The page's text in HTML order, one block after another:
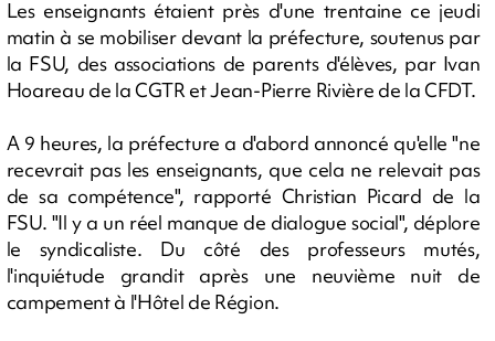
Les enseignants étaient près d'une trentaine ce jeudi
matin à se mobiliser devant la préfecture, soutenus par
la FSU, des associations de parents d'élèves, par Ivan
Hoareau de la CGTR et Jean-Pierre Rivière de la CFDT.
A 9 heures, la préfecture a d'abord annoncé qu'elle "ne
recevrait pas les enseignants, que cela ne relevait pas
de sa compétence", rapporté Christian Picard de la
FSU. "Il y a un réel manque de dialogue social", déplore
le syndicaliste. Du côté des professeurs mutés,
l'inquiétude grandit après une neuvième nuit de
campement à l'Hôtel de Région.